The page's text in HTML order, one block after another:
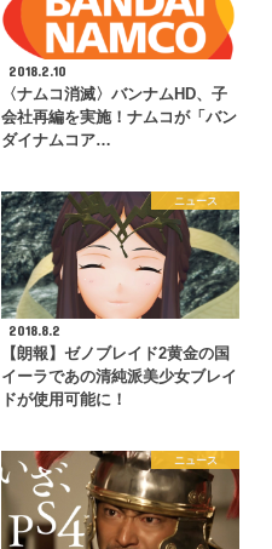
2018.2.10
〈ナムコ消滅〉バンナムHD、子
会社再編を実施！ナムコが「バン
ダイナムコア…
ニュース
2018.8.2
【朗報】ゼノブレイド2黄金の国
イーラであの清純派美少女ブレイ
ドが使用可能に！
ニュース